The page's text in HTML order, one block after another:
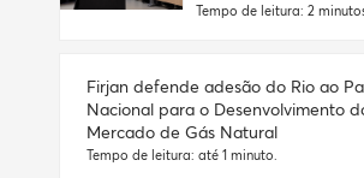
Tempo de leitura: 2
Firjan defende adesão do Rio ao
Nacional para o Desenvolvimento
Mercado de Gás Natural
Tempo de leitura: até 1 minuto.